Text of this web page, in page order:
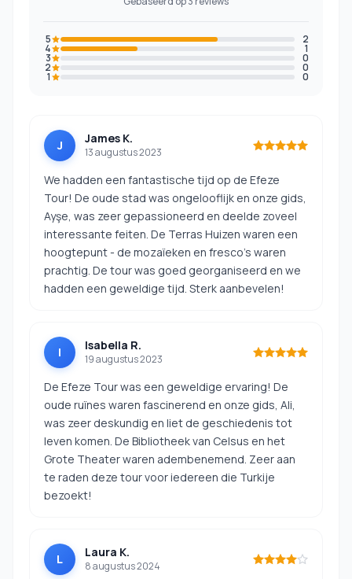
5 2
4 1
3 0
2 0
1 0
J James K.
13 augustus 2023
We hadden een fantastische tijd op de Efeze
Tour! De oude stad was ongelooflijk en onze gids,
Ayşe, was zeer gepassioneerd en deelde zoveel
interessante feiten. De Terras Huizen waren een
hoogtepunt - de mozaïeken en fresco's waren
prachtig. De tour was goed georganiseerd en we
hadden een geweldige tijd. Sterk aanbevelen!
I Isabella R.
19 augustus 2023
De Efeze Tour was een geweldige ervaring! De
oude ruïnes waren fascinerend en onze gids, Ali,
was zeer deskundig en liet de geschiedenis tot
leven komen. De Bibliotheek van Celsus en het
Grote Theater waren adembenemend. Zeer aan
te raden deze tour voor iedereen die Turkije
bezoekt!
L Laura K.
8 augustus 2024